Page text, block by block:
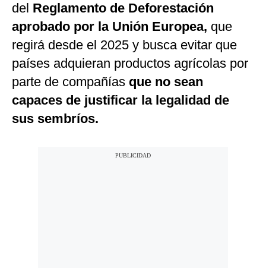
del Reglamento de Deforestación
aprobado por la Unión Europea, que
regirá desde el 2025 y busca evitar que
países adquieran productos agrícolas por
parte de compañías que no sean
capaces de justificar la legalidad de
sus sembríos.